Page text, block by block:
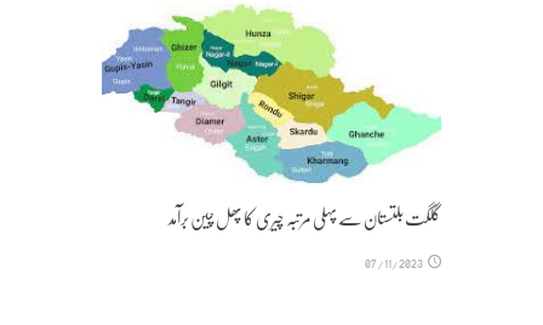
گلگت بلتستان سے پہلی مرتبہ چیری کا پھل چین برآمد
07/11/2023